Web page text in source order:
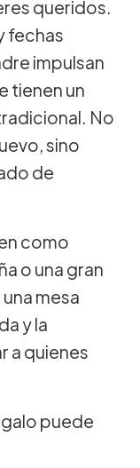
queridos.
fechas
impulsan
tienen un
No
sino
de
como
o una gran
mesa
y la
a quienes
puede